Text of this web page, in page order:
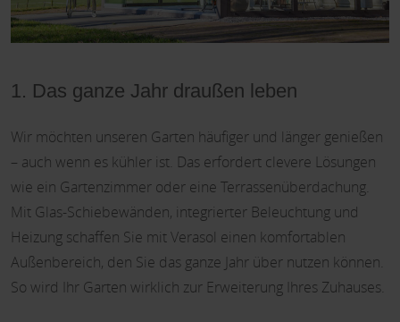
1. Das ganze Jahr draußen leben
Wir möchten unseren Garten häufiger und länger genießen
– auch wenn es kühler ist. Das erfordert clevere Lösungen
wie ein Gartenzimmer oder eine Terrassenüberdachung.
Mit Glas-Schiebewänden, integrierter Beleuchtung und
Heizung schaffen Sie mit Verasol einen komfortablen
Außenbereich, den Sie das ganze Jahr über nutzen können.
So wird Ihr Garten wirklich zur Erweiterung Ihres Zuhauses.